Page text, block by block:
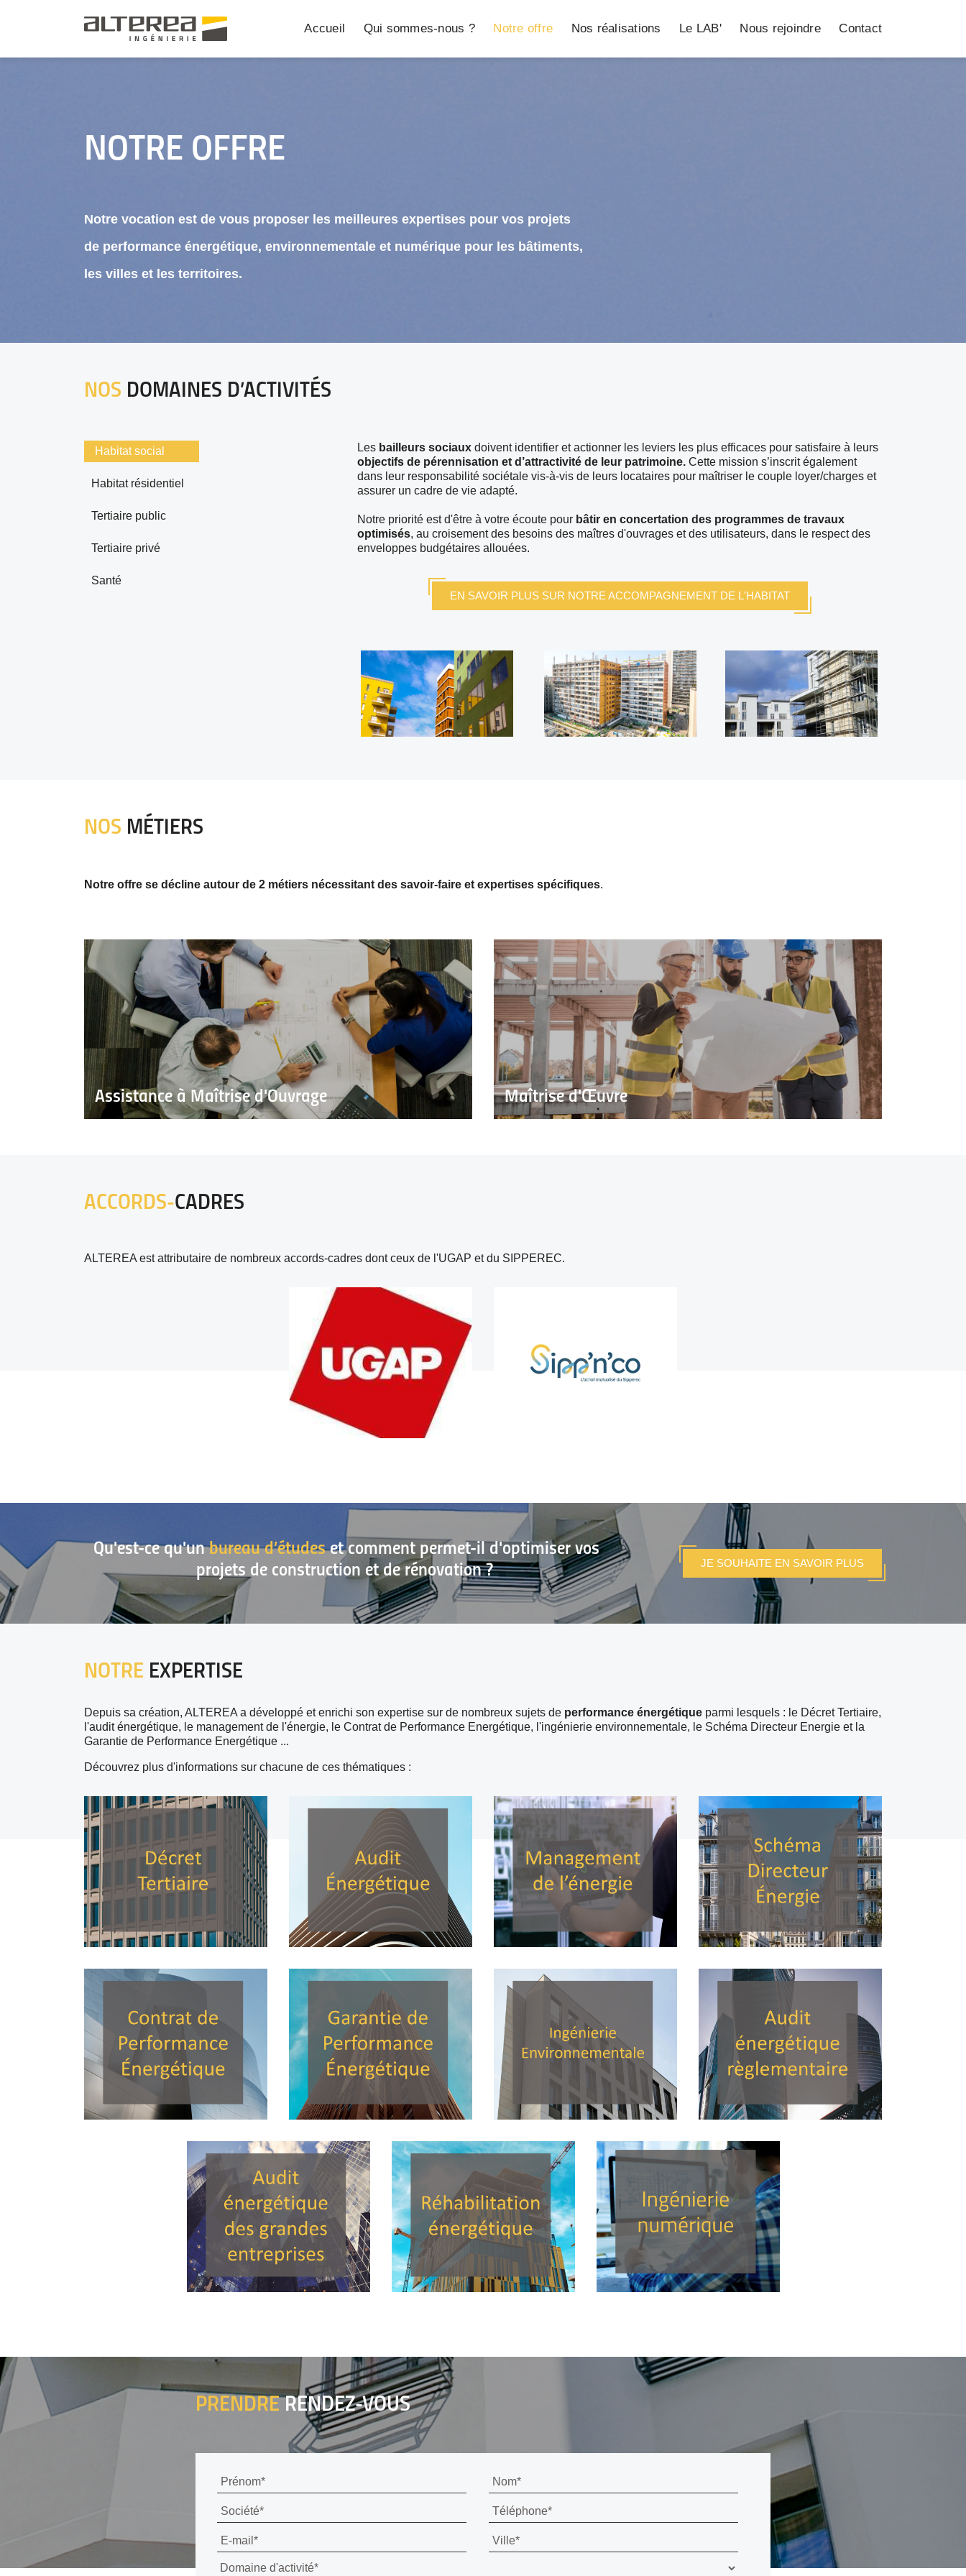
Accueil Qui sommes-nous ? Notre offre Nos réalisations Le LAB' Nous rejoindre Contact
NOTRE OFFRE
Notre vocation est de vous proposer les meilleures expertises pour vos projets
de performance énergétique, environnementale et numérique pour les bâtiments,
les villes et les territoires.
NOS DOMAINES D’ACTIVITÉS
Habitat social
Habitat résidentiel
Tertiaire public
Tertiaire privé
Santé
Les bailleurs sociaux doivent identifier et actionner les leviers les plus efficaces pour satisfaire à leurs
objectifs de pérennisation et d’attractivité de leur patrimoine. Cette mission s’inscrit également
dans leur responsabilité sociétale vis-à-vis de leurs locataires pour maîtriser le couple loyer/charges et
assurer un cadre de vie adapté.
Notre priorité est d'être à votre écoute pour bâtir en concertation des programmes de travaux
optimisés, au croisement des besoins des maîtres d'ouvrages et des utilisateurs, dans le respect des
enveloppes budgétaires allouées.
EN SAVOIR PLUS SUR NOTRE ACCOMPAGNEMENT DE L'HABITAT
NOS MÉTIERS
Notre offre se décline autour de 2 métiers nécessitant des savoir-faire et expertises spécifiques.
Assistance à Maîtrise d'Ouvrage Maîtrise d'Œuvre
ACCORDS-CADRES
ALTEREA est attributaire de nombreux accords-cadres dont ceux de l'UGAP et du SIPPEREC.
Qu'est-ce qu'unbureau d’étudeset comment permet-il d'optimiser vos
projets de construction et de rénovation ?
JE SOUHAITE EN SAVOIR PLUS
NOTRE EXPERTISE
Depuis sa création, ALTEREA a développé et enrichi son expertise sur de nombreux sujets de performance énergétique parmi lesquels : le Décret Tertiaire,
l'audit énergétique, le management de l'énergie, le Contrat de Performance Energétique, l'ingénierie environnementale, le Schéma Directeur Energie et la
Garantie de Performance Energétique ...
Découvrez plus d'informations sur chacune de ces thématiques :
PRENDRERENDEZ-VOUS